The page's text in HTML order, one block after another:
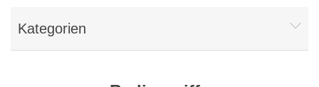
Kategorien